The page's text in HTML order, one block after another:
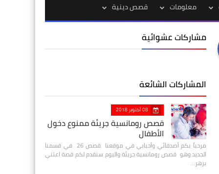
معلومات قصص دينية
مشاركات عشوائية
المشاركات الشائعة
08 أكتوبر 2018
قصص رومانسية جريئة ممنوع دخول
الأطفال
مرحباً بكم أصدقائي وأحبابي في موقعنا قصص 26 في قسمنا
الجديد وهو قصص رومانسية جريئة واليوم سنقدم لكم قصة اعتني
بزهر…